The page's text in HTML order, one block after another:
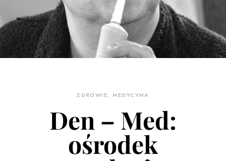
ZDROWIE, MEDYCYNA
Den – Med:
ośrodek